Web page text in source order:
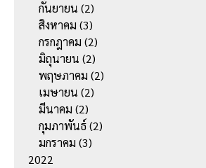
กันยายน (2)
สิงหาคม (3)
กรกฎาคม (2)
มิถุนายน (2)
พฤษภาคม (2)
เมษายน (2)
มีนาคม (2)
กุมภาพันธ์(2)
มกราคม (3)
2022